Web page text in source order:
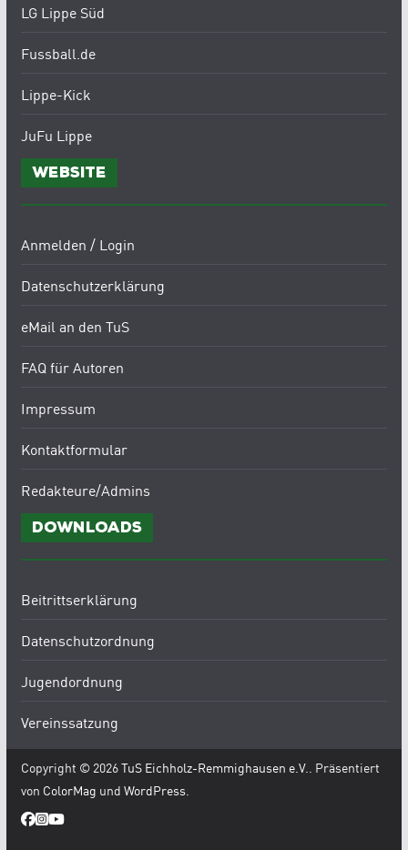
LG Lippe Süd
Fussball.de
Lippe-Kick
JuFu Lippe
Website
Anmelden / Login
Datenschutzerklärung
eMail an den TuS
FAQ für Autoren
Impressum
Kontaktformular
Redakteure/Admins
Downloads
Beitrittserklärung
Datenschutzordnung
Jugendordnung
Vereinssatzung
Copyright © 2026TuS Eichholz-Remmighausen e.V.. Präsentiert
von ColorMag und WordPress.